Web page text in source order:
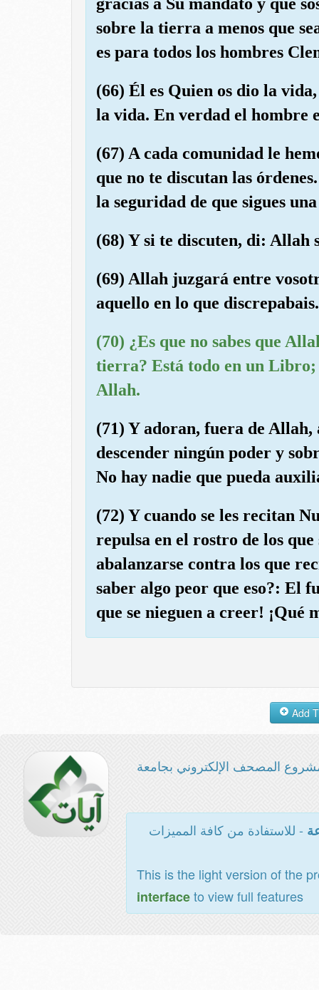
sobre la tierra a menos que
es para todos los hombres
(66) Él es Quien os dio la
la vida. En verdad el hombre
(67) A cada comunidad le
que no te discutan las
la seguridad de que sigues
(68) Y si te discuten, di: Allah
(69) Allah juzgará entre
aquello en lo que discrepabais.
(70) ¿Es que no sabes que
tierra? Está todo en un Libro;
Allah.
(71) Y adoran, fuera de Allah,
descender ningún poder y
No hay nadie que pueda
(72) Y cuando se les recitan
repulsa en el rostro de los
abalanzarse contra los que
saber algo peor que eso?: El
que se nieguen a creer! ¡Qué
المصحف الإلكتروني بجامعة
- للاستفادة من كافة المميزات
This is the light version of the
interfaceto view full features